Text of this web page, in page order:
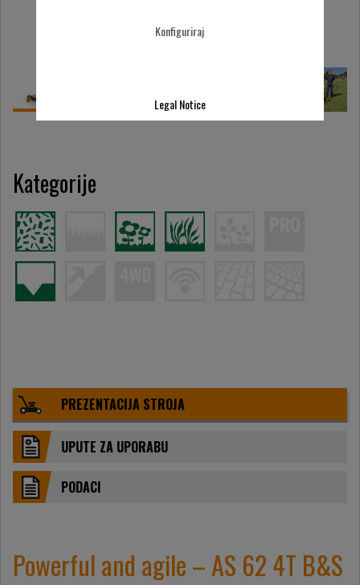
Kategorije
PREZENTACIJA STROJA
UPUTE ZA UPORABU
PODACI
Powerful and agile – AS 62 4T B&S
Konfiguriraj
Legal Notice